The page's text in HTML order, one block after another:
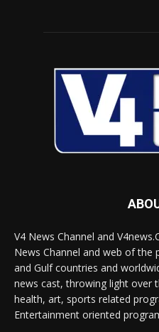
V4 News Channel and
News Channel and web of the
and Gulf countries and
news cast, throwing light over
health, art, sports related
Entertainment oriented